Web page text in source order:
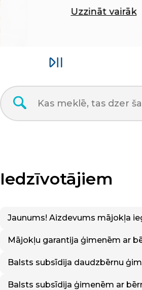
Uzzināt vairāk
Iedzīvotājiem
Jaunums! Aizdevums mājokļa
Mājokļu garantija ģimenēm ar
Balsts subsīdija daudzbērnu
Balsts subsīdija ģimenēm ar